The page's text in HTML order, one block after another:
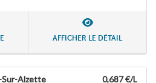
AFFICHER LE DÉTAIL
Sur-Alzette
0,687 €/L